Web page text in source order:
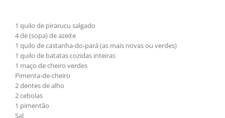
1 quilo de pirarucu salgado
4 de (sopa) de azeite
1 quilo de castanha-do-pará (as mais novas ou verdes)
1 quilo de batatas cozidas inteiras
1 maço de cheiro verdes
Pimenta-de-cheiro
2 dentes de alho
2 cebolas
1 pimentão
Sal